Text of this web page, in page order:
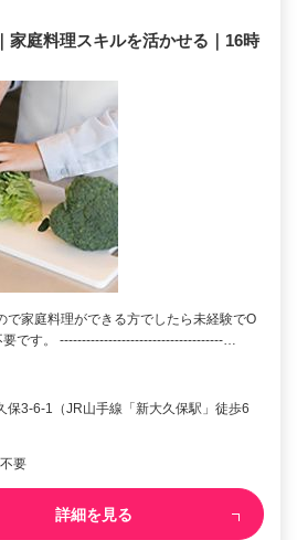
家庭料理スキルを活かせる｜16時
で家庭料理ができる方でしたら未経験でO
要です。 -------------------------------------…
保3-6-1（JR山手線「新大久保駅」徒歩6
要
詳細を見る